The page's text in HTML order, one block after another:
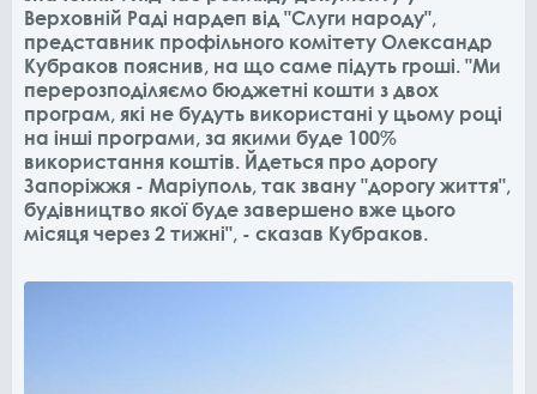
Верховній Раді нардеп від "Слуги народу",
представник профільного комітету Олександр
Кубраков пояснив, на що саме підуть гроші. "Ми
перерозподіляємо бюджетні кошти з двох
програм, які не будуть використані у цьому році
на інші програми, за якими буде 100%
використання коштів. Йдеться про дорогу
Запоріжжя - Маріуполь, так звану "дорогу життя",
будівництво якої буде завершено вже цього
місяця через 2 тижні", - сказав Кубраков.